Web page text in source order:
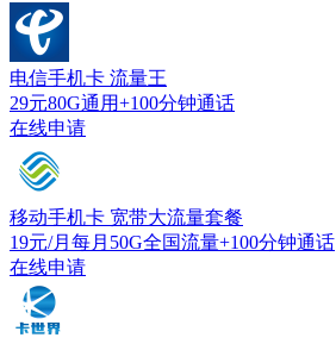
电信手机卡 流量王
29元80G通用+100分钟通话
在线申请
移动手机卡 宽带大流量套餐
19元/月每月50G全国流量+100分钟通话
在线申请